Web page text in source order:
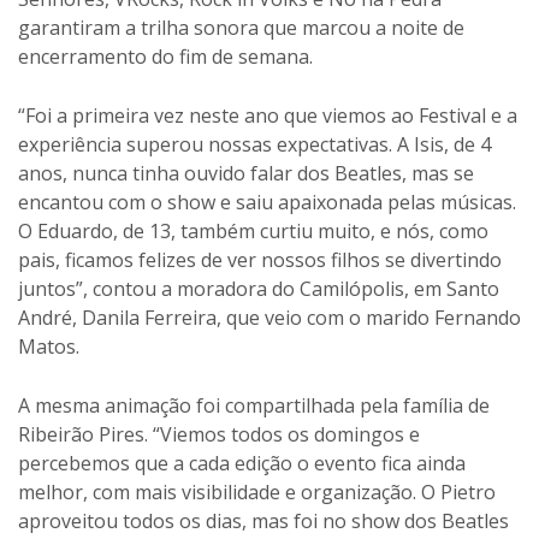
garantiram a trilha sonora que marcou a noite de
encerramento do fim de semana.
“Foi a primeira vez neste ano que viemos ao Festival e a
experiência superou nossas expectativas. A Isis, de 4
anos, nunca tinha ouvido falar dos Beatles, mas se
encantou com o show e saiu apaixonada pelas músicas.
O Eduardo, de 13, também curtiu muito, e nós, como
pais, ficamos felizes de ver nossos filhos se divertindo
juntos”, contou a moradora do Camilópolis, em Santo
André, Danila Ferreira, que veio com o marido Fernando
Matos.
A mesma animação foi compartilhada pela família de
Ribeirão Pires. “Viemos todos os domingos e
percebemos que a cada edição o evento fica ainda
melhor, com mais visibilidade e organização. O Pietro
aproveitou todos os dias, mas foi no show dos Beatles